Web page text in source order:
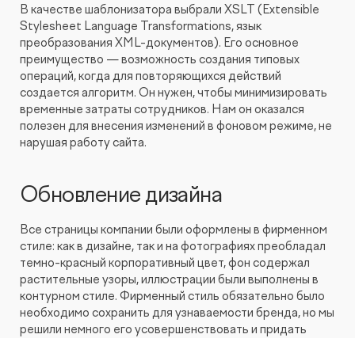
В качестве шаблонизатора выбрали XSLT (Extensible
Stylesheet Language Transformations, язык
преобразования XML-документов). Его основное
преимущество — возможность создания типовых
операций, когда для повторяющихся действий
создается алгоритм. Он нужен, чтобы минимизировать
временные затраты сотрудников. Нам он оказался
полезен для внесения изменений в фоновом режиме, не
нарушая работу сайта.
Обновление дизайна
Все страницы компании были оформлены в фирменном
стиле: как в дизайне, так и на фотографиях преобладал
темно-красный корпоративный цвет, фон содержал
растительные узоры, иллюстрации были выполнены в
контурном стиле. Фирменный стиль обязательно было
необходимо сохранить для узнаваемости бренда, но мы
решили немного его усовершенствовать и придать